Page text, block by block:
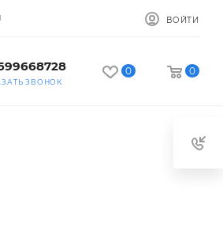
ВОЙТИ
ЗВОНОК
0 0